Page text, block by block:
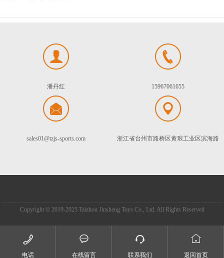
潘丹红 15967061655
sales01@tzjs-sports.com 浙江省台州市路桥区黄琅工业区滨海路
Copyright © 2019-2025 Taizhou Jinsheng Toys Co., Ltd. All Rights Reserved

电话

在线留言

联系我们

返回首页